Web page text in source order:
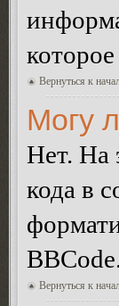
Вернуться к
Могу
Нет. На
кода в
Вернуться к